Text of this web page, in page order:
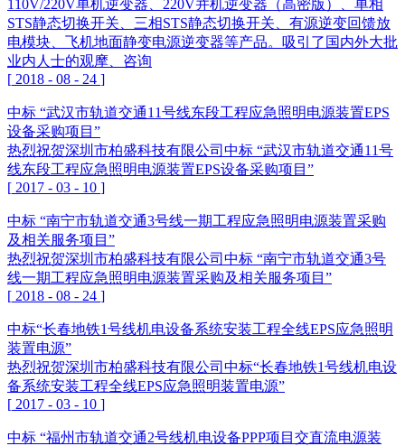
110V/220V单机逆变器、220V并机逆变器（高密版）、单相
STS静态切换开关、三相STS静态切换开关、有源逆变回馈放
电模块、飞机地面静变电源逆变器等产品。吸引了国内外大批
业内人士的观摩、咨询
[ 2018 - 08 - 24 ]
中标 “武汉市轨道交通11号线东段工程应急照明电源装置EPS
设备采购项目”
热烈祝贺深圳市柏盛科技有限公司中标 “武汉市轨道交通11号
线东段工程应急照明电源装置EPS设备采购项目”
[ 2017 - 03 - 10 ]
中标 “南宁市轨道交通3号线一期工程应急照明电源装置采购
及相关服务项目”
热烈祝贺深圳市柏盛科技有限公司中标 “南宁市轨道交通3号
线一期工程应急照明电源装置采购及相关服务项目”
[ 2018 - 08 - 24 ]
中标“长春地铁1号线机电设备系统安装工程全线EPS应急照明
装置电源”
热烈祝贺深圳市柏盛科技有限公司中标“长春地铁1号线机电设
备系统安装工程全线EPS应急照明装置电源”
[ 2017 - 03 - 10 ]
中标 “福州市轨道交通2号线机电设备PPP项目交直流电源装